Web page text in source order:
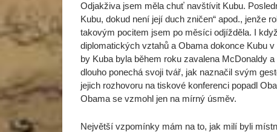
Odjakživa jsem měla chuť navštívit Kubu.
Kubu, dokud není její duch zničen“ apod., jenže
takovým pocitem jsem po měsíci odjížděla. I
diplomatických vztahů a Obama dokonce Kubu
by Kuba byla během roku zavalena McDonaldy
dlouho ponechá svoji tvář, jak naznačil svým
jejich rozhovoru na tiskové konferenci popadl
Obama se vzmohl jen na mírný úsměv.
Největší vzpomínky mám na to, jak milí byli